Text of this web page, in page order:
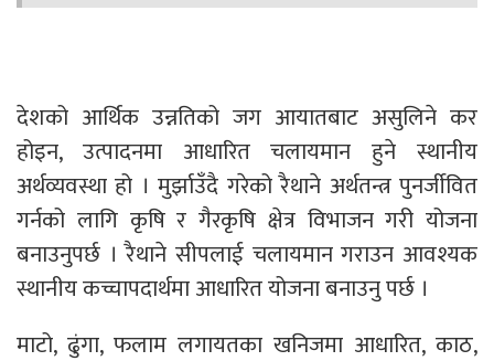
देशको आर्थिक उन्नतिको जग आयातबाट असुलिने कर
होइन, उत्पादनमा आधारित चलायमान हुने स्थानीय
अर्थव्यवस्था हो । मुर्झाउँदै गरेको रैथाने अर्थतन्त्र पुनर्जीवित
गर्नको लागि कृषि र गैरकृषि क्षेत्र विभाजन गरी योजना
बनाउनुपर्छ । रैथाने सीपलाई चलायमान गराउन आवश्यक
स्थानीय कच्चापदार्थमा आधारित योजना बनाउनु पर्छ ।
माटो, ढुंगा, फलाम लगायतका खनिजमा आधारित, काठ,